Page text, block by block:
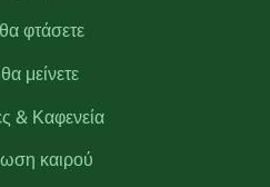
φτάσετε
μείνετε
& Καφενεία
καιρού